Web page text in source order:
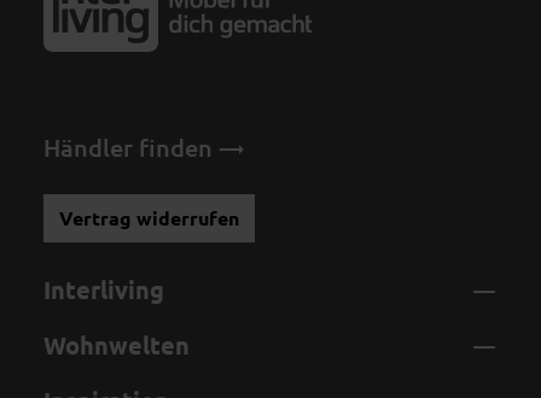
Händler finden
Vertrag widerrufen
Interliving
Wohnwelten